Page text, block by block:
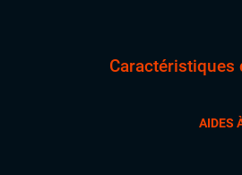
Caractéristiques
AIDES